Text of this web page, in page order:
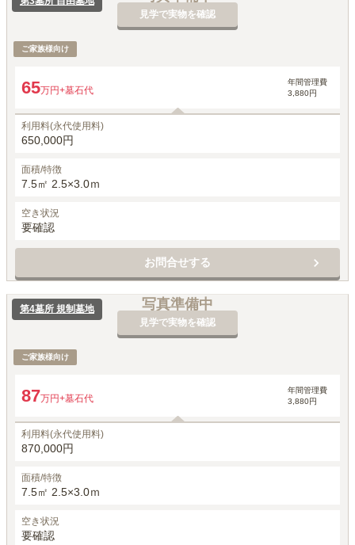
見学で実物を確認
ご家族様向け
65万円+墓石代
年間管理費
3,880円
利用料(永代使用料)
650,000円
面積/特徴
7.5㎡ 2.5×3.0ｍ
空き状況
要確認
お問合せする
写真準備中
見学で実物を確認
第4墓所 規制墓地
ご家族様向け
87万円+墓石代
年間管理費
3,880円
利用料(永代使用料)
870,000円
面積/特徴
7.5㎡ 2.5×3.0ｍ
空き状況
要確認